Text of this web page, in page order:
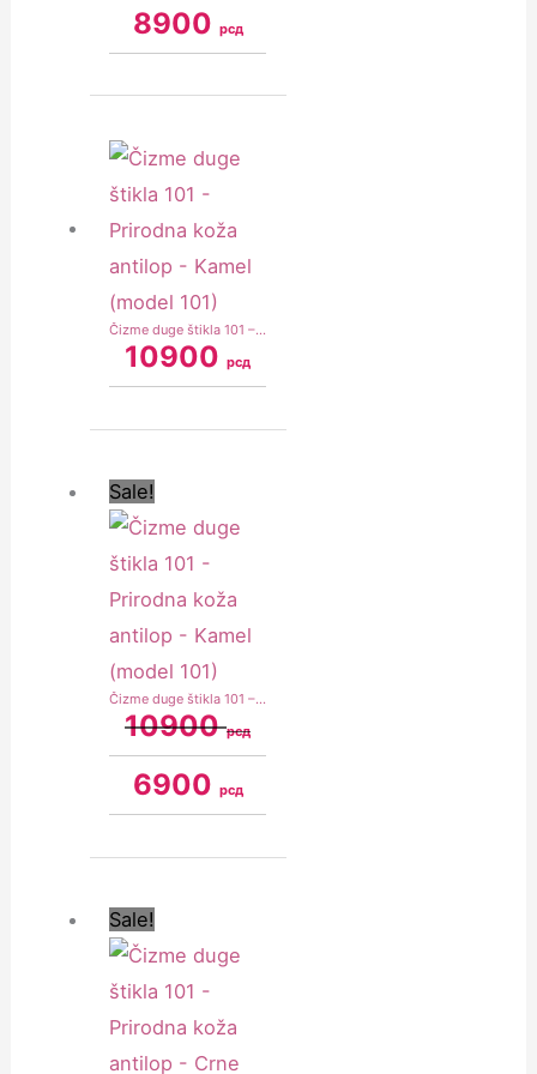
8900 рсд
Čizme duge štikla 101 – Prirodna koža antilop – Kamel (model 101)
10900рсд
Sale!
Čizme duge štikla 101 – Prirodna koža antilop – Kamel (model 101)
10900рсд
was:
10900 рсд.
6900 рсд
is:
6900 рсд.
Sale!
was:
10900 рсд.
is:
8900 рсд.